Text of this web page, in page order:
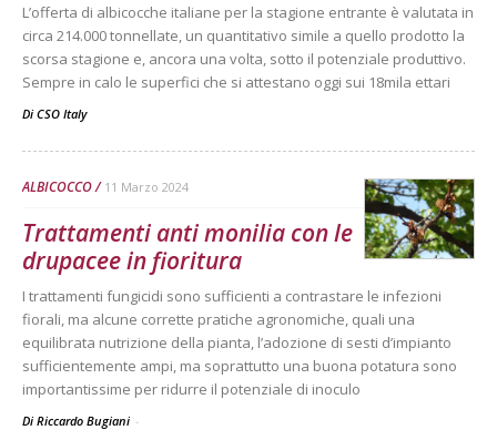
L’offerta di albicocche italiane per la stagione entrante è valutata in
circa 214.000 tonnellate, un quantitativo simile a quello prodotto la
scorsa stagione e, ancora una volta, sotto il potenziale produttivo.
Sempre in calo le superfici che si attestano oggi sui 18mila ettari
Di CSO Italy
ALBICOCCO 11 Marzo 2024
Trattamenti anti monilia con le
drupacee in fioritura
I trattamenti fungicidi sono sufficienti a contrastare le infezioni
fiorali, ma alcune corrette pratiche agronomiche, quali una
equilibrata nutrizione della pianta, l’adozione di sesti d’impianto
sufficientemente ampi, ma soprattutto una buona potatura sono
importantissime per ridurre il potenziale di inoculo
Di Riccardo Bugiani -